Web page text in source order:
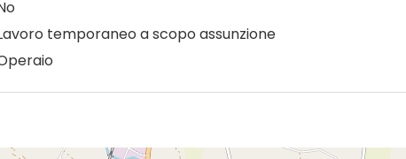
temporaneo a scopo assunzione